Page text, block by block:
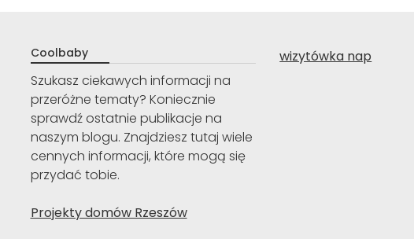
Coolbaby
Szukasz ciekawych informacji na
przeróżne tematy? Koniecznie
sprawdź ostatnie publikacje na
naszym blogu. Znajdziesz tutaj wiele
cennych informacji, które mogą się
przydać tobie.
Projekty domów Rzeszów
wizytówka nap